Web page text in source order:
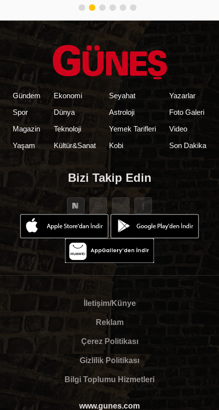
Gündem
Spor
Magazin
Yaşam
Ekonomi
Dünya
Teknoloji
Kültür&Sanat
Seyahat
Astroloji
Yemek Tarifleri
Kobi
Yazarlar
Foto Galeri
Video
Son Dakika
Bizi Takip Edin
İletişim/Künye
Reklam
Çerez Politikası
Gizlilik Politikası
Bilgi Toplumu Hizmetleri
www.gunes.com